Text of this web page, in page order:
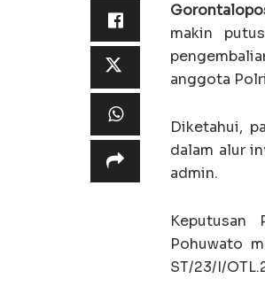
makin
anggota
Diketahui,
dalam alur
admin.
Pohuwato
ST/23/I/